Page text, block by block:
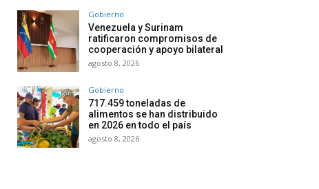
Gobierno
Venezuela y Surinam
ratificaron compromisos de
cooperación y apoyo bilateral
agosto 8, 2026
Gobierno
717.459 toneladas de
alimentos se han distribuido
en 2026 en todo el país
agosto 8, 2026